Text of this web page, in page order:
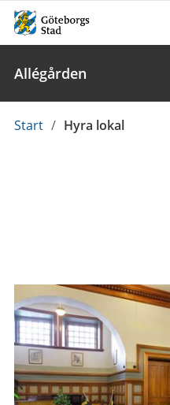
Allégården
Du
Start / Hyra lokal